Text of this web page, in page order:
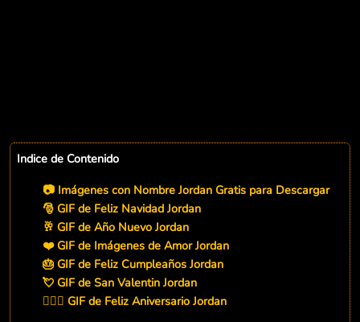
Indice de Contenido
📷 Imágenes con Nombre Jordan Gratis para Descargar
🎅 GIF de Feliz Navidad Jordan
🥂 GIF de Año Nuevo Jordan
❤️ GIF de Imágenes de Amor Jordan
🎂 GIF de Feliz Cumpleaños Jordan
💘 GIF de San Valentin Jordan
👨‍❤️‍👨 GIF de Feliz Aniversario Jordan